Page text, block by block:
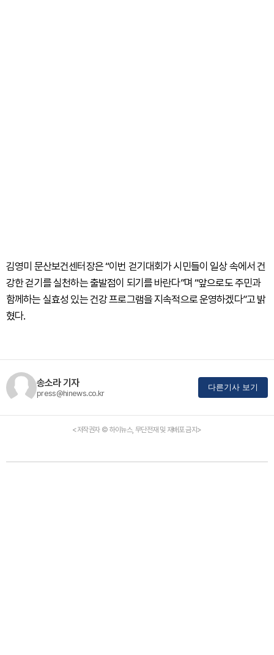
김영미 문산보건센터장은 “이번 걷기대회가 시민들이 일상 속에서 건
강한 걷기를 실천하는 출발점이 되기를 바란다”며 “앞으로도 주민과
함께하는 실효성 있는 건강 프로그램을 지속적으로 운영하겠다”고 밝
혔다.
송소라 기자
press@hinews.co.kr
다른기사 보기
<저작권자 © 하이뉴스, 무단전재 및 재배포 금지>